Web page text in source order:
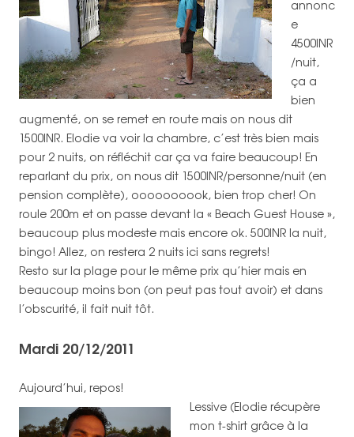
annonc
e
4500INR
/nuit,
ça a
bien
augmenté, on se remet en route mais on nous dit
1500INR. Elodie va voir la chambre, c’est très bien mais
pour 2 nuits, on réfléchit car ça va faire beaucoup! En
reparlant du prix, on nous dit 1500INR/personne/nuit (en
pension complète), oooooooook, bien trop cher! On
roule 200m et on passe devant la « Beach Guest House »,
beaucoup plus modeste mais encore ok. 500INR la nuit,
bingo! Allez, on restera 2 nuits ici sans regrets!
Resto sur la plage pour le même prix qu’hier mais en
beaucoup moins bon (on peut pas tout avoir) et dans
l’obscurité, il fait nuit tôt.
Mardi 20/12/2011
Aujourd’hui, repos!
Lessive (Elodie récupère
mon t-shirt grâce à la